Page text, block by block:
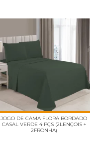
JOGO DE CAMA FLORA BORDADO
CASAL VERDE 4 PÇS (2LENÇOIS +
2FRONHA)